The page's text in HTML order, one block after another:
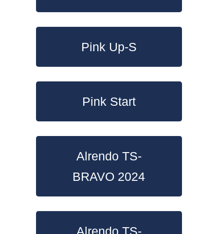
Pink Up-S
Pink Start
Alrendo TS-
BRAVO 2024
Alrendo TS-